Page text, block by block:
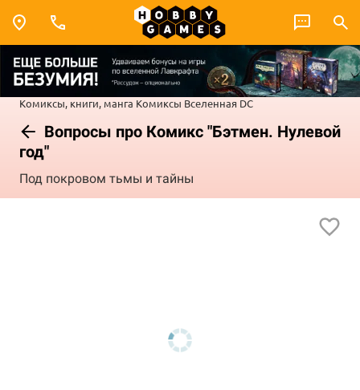
Комиксы, книги, манга Комиксы Вселенная DC
Вопросы про Комикс "Бэтмен. Нулевой
год"
Под покровом тьмы и тайны